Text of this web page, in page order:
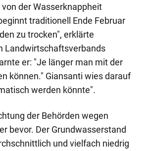
der Wasserknappheit
traditionell Ende Februar
zu trocken", erklärte
Landwirtschaftsverbands
er: "Je länger man mit der
können." Giansanti wies darauf
werden könnte".
der Behörden wegen
bevor. Der Grundwasserstand
und vielfach niedrig